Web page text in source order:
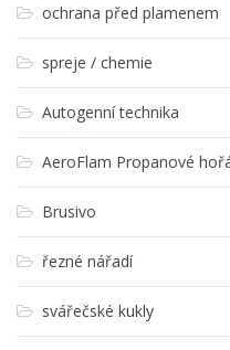
ochrana před plamenem
spreje / chemie
Autogenní technika
AeroFlam Propanové
Brusivo
řezné nářadí
svářečské kukly